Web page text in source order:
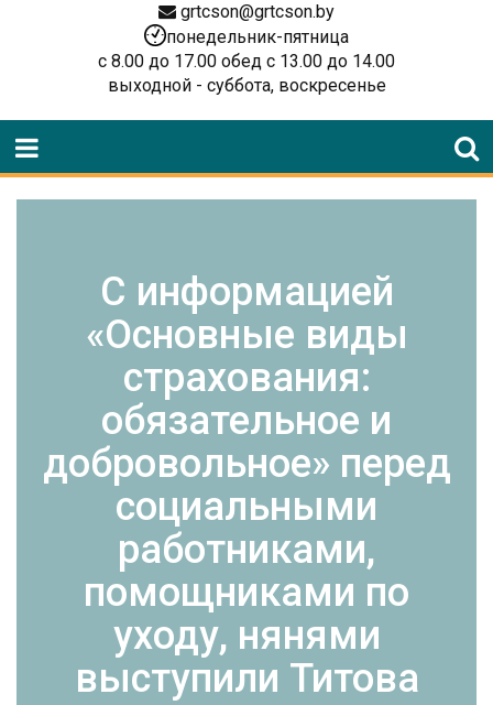
grtcson@grtcson.by
понедельник-пятница
с 8.00 до 17.00 обед с 13.00 до 14.00
выходной - суббота, воскресенье
С информацией
«Основные виды
страхования:
обязательное и
добровольное» перед
социальными
работниками,
помощниками по
уходу, нянями
выступили Титова